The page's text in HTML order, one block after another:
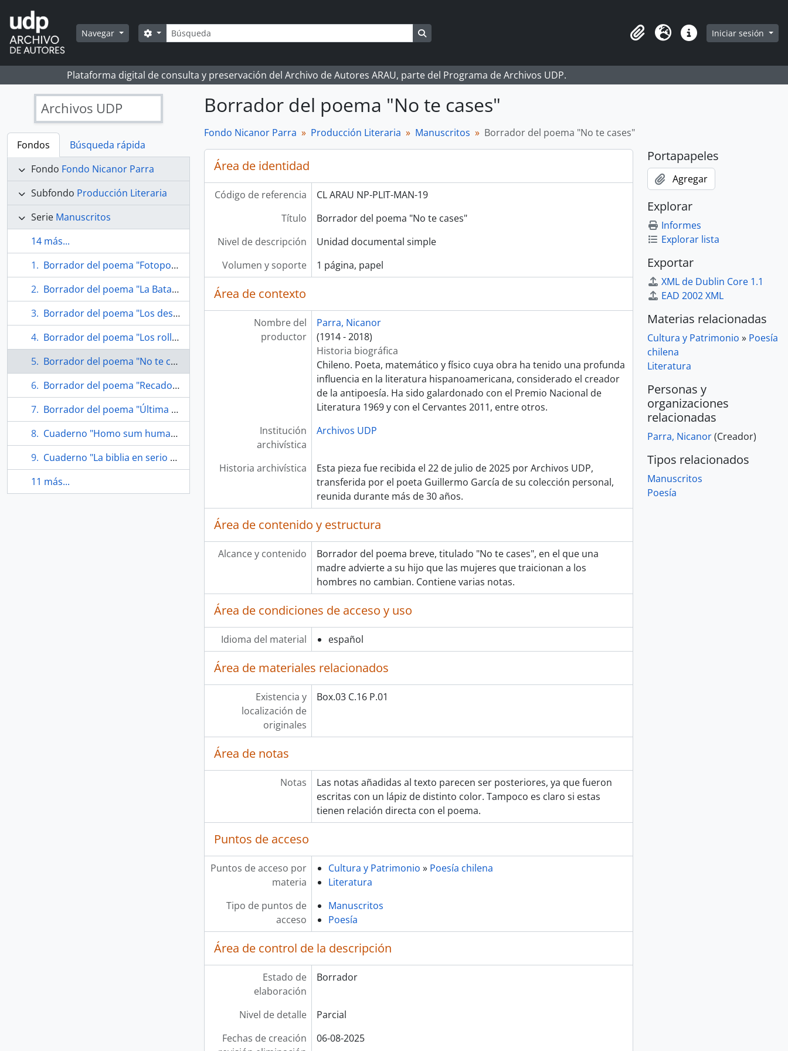
Skip to main content
Navegar Búsqueda
Search options
Portapapeles
Idioma Enlaces rápidos
Iniciar sesión
Plataforma digital de consulta y preservación del Archivo de Autores ARAU, parte del Programa de Archivos UDP.
Archivos UDP
Fondos
Búsqueda rápida
Fondo Fondo Nicanor Parra
Subfondo Producción Literaria
Serie Manuscritos
14 más...
Borrador del poema "Fotopoemas"
Borrador del poema "La Batalla Campal"
Borrador del poema "Los deseos de los hombres"
Borrador del poema "Los rollos del Marx muerto"
Borrador del poema "No te cases"
Borrador del poema "Recado para Gabriela Mistral"
Borrador del poema "Última hora, urgente"
Cuaderno "Homo sum humani nihil a me alienum puto"
Cuaderno "La biblia en serio y en broma"
11 más...
Borrador del poema "No te cases"
Fondo Nicanor Parra Producción Literaria Manuscritos Borrador del poema "No te cases"
Área de identidad
Código de referencia
CL ARAU NP-PLIT-MAN-19
Título
Borrador del poema "No te cases"
Nivel de descripción
Unidad documental simple
Volumen y soporte
1 página, papel
Área de contexto
Nombre del
productor
Parra, Nicanor
(1914 - 2018)
Historia biográfica
Chileno. Poeta, matemático y físico cuya obra ha tenido una profunda
influencia en la literatura hispanoamericana, considerado el creador
de la antipoesía. Ha sido galardonado con el Premio Nacional de
Literatura 1969 y con el Cervantes 2011, entre otros.
Institución
archivística
Archivos UDP
Historia archivística
Esta pieza fue recibida el 22 de julio de 2025 por Archivos UDP,
transferida por el poeta Guillermo García de su colección personal,
reunida durante más de 30 años.
Área de contenido y estructura
Alcance y contenido
Borrador del poema breve, titulado "No te cases", en el que una
madre advierte a su hijo que las mujeres que traicionan a los
hombres no cambian. Contiene varias notas.
Área de condiciones de acceso y uso
Idioma del material español
Área de materiales relacionados
Existencia y
localización de
originales
Box.03 C.16 P.01
Área de notas
Notas
Las notas añadidas al texto parecen ser posteriores, ya que fueron
escritas con un lápiz de distinto color. Tampoco es claro si estas
tienen relación directa con el poema.
Puntos de acceso
Puntos de acceso por
materia
Cultura y Patrimonio » Poesía chilena
Literatura
Tipo de puntos de
acceso
Manuscritos
Poesía
Área de control de la descripción
Estado de
elaboración
Borrador
Nivel de detalle
Parcial
Fechas de creación
06-08-2025
Portapapeles
Agregar
Explorar
Informes
Explorar lista
Exportar
XML de Dublin Core 1.1
EAD 2002 XML
Materias relacionadas
Cultura y Patrimonio » Poesía
chilena
Literatura
Personas y
organizaciones
relacionadas
Parra, Nicanor(Creador)
Tipos relacionados
Manuscritos
Poesía